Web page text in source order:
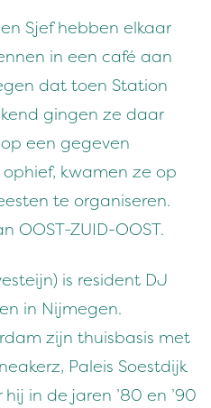
Sjef hebben elkaar
in een café aan
dat toen Station
gingen ze daar
een gegeven
kwamen ze op
te organiseren.
OOST-ZUID-OOST.
is resident DJ
in Nijmegen.
zijn thuisbasis met
Paleis Soestdijk
hij in de jaren ’80 en ’90